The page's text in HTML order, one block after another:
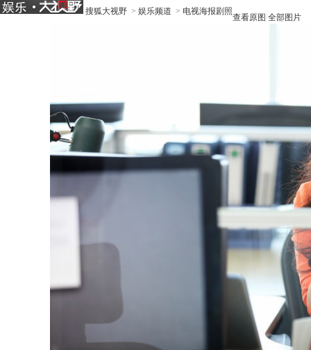
搜狐大视野 > 娱乐频道 > 电视海报剧照
查看原图 全部图片